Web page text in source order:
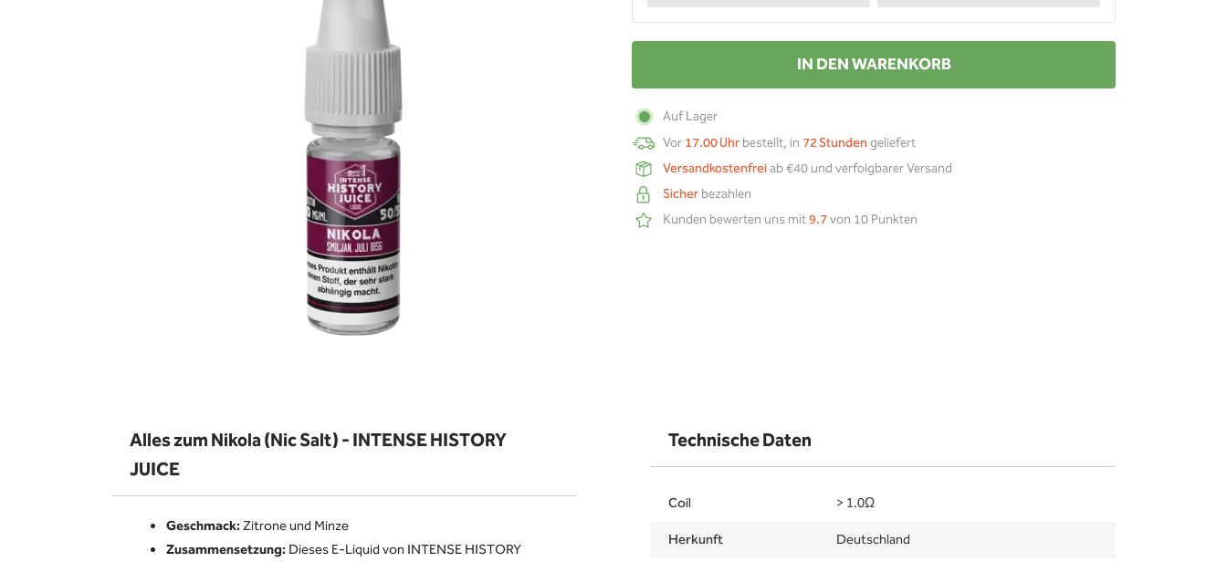
IN DEN WARENKORB
Auf Lager
Vor17.00 Uhrbestellt, in 72 Stundengeliefert
Versandkostenfreiab €40 und verfolgbarer Versand
Sicherbezahlen
Kunden bewerten uns mit9.7von 10 Punkten
Alles zum Nikola (Nic Salt) - INTENSE HISTORY
JUICE
Geschmack:Zitrone und Minze
Zusammensetzung: Dieses E-Liquid von INTENSE HISTORY
Technische Daten
Coil
> 1.0Ω
Herkunft
Deutschland